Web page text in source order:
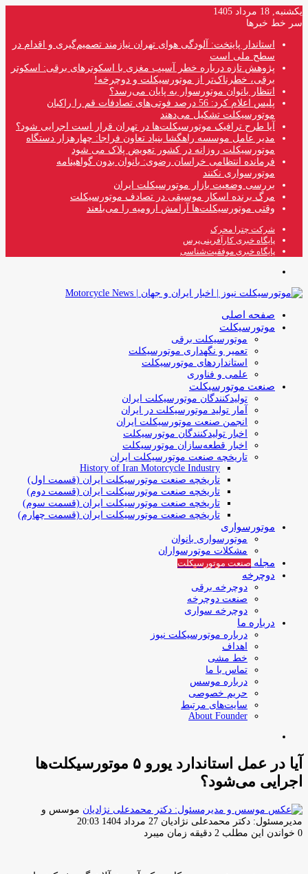
یکشنبه, 18 مرداد 1405
سر خط خبرها
استاندار پایتخت: آلودگی هوای تهران نیازمند تصمیم‌گیری و اقدام در
سطح ملی است
پژوهش تازه درباره خطر آسیب مغزی با اسکوترهای برقی: اسکوتر
برقی، خطرناک‌تر از موتورسیکلت و دوچرخه!
انتظار بانوان موتورسوار به پایان می‌رسد؟
پلیس اعلام کرد: 56 درصد فوتی‌های تصادفات قم را راکبان
موتورسیکلت تشکیل می‌دهند
آیا طرح ترافیک موتورسیکلت‌ها در تهران قرار است اجرایی شود؟
مدیر عامل موسسه راهگشا بنیاد تعاون فراجا: چهارهزار دستگاه
موتورسیکلت روزانه در کشور تعویض پلاک می شود
فرمانده انتظامی خراسان رضوی: بانوان بدون گواهینامه
موتورسواری نکنند
بررسی وضعیت بازار موتورسیکلت ایران
مرگ برنده اسکار موسیقی در تصادف موتورسیکلت
وقتی موتورسیکلت‌ها آرامش ارومیه را می‌بلعند
شرکت چترا محرک
پایگاه خبری کارآفرینی‌پرس
پایگاه خبری موفقیت‌شناسی
صفحه اصلی
موتورسیکلت
موتورسیکلت برقی
تعمیر و نگهداری موتورسیکلت
استانداردهای موتورسیکلت
علمی و فناوری
صنعت موتورسیکلت
تولیدکنندگان موتورسیکلت ایران
آمار تولید موتورسیکلت در ایران
انجمن صنعت موتورسیکلت ایران
اخبار تولیدکنندگان موتورسیکلت
اخبار قطعه‌سازان موتورسیکلت
تاریخچه صنعت موتورسیکلت ایران
History of Iran Motorcycle Industry
تاریخچه صنعت موتورسیکلت ایران (قسمت اول)
تاریخچه صنعت موتورسیکلت ایران (قسمت دوم)
تاریخچه صنعت موتورسیکلت ایران (قسمت سوم)
تاریخچه صنعت موتورسیکلت ایران (قسمت چهارم)
موتورسواری
موتورسواری بانوان
مشکلات موتورسواران
مجله صنعت موتورسیکلت
دوچرخه
دوچرخه برقی
صنعت دوچرخه
دوچرخه سواری
درباره ما
درباره موتورسیکلت نیوز
اهداف
خط مشی
تماس با ما
درباره موسس
حریم خصوصی
سایت‌های مرتبط
About Founder
آیا در عمل استاندارد یورو ۵ موتورسیکلت‌ها
اجرایی می‌شود؟
موسس و
مدیرمسئول: دکتر محمدعلی نژادیان ارسال
ایمیل
27 مرداد 1404 20:03
0 خواندن این مطلب 2 دقیقه زمان میبرد